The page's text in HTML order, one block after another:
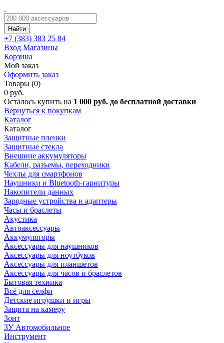
Найти
+7 (383) 383 25 84
Вход Магазины
Корзина
Мой заказ
Оформить заказ
Товары (0)
0 руб.
Осталось купить на 1 000 руб. до бесплатной доставки
Вернуться к покупкам
Каталог
Каталог
Защитные пленки
Защитные стекла
Внешние аккумуляторы
Кабели, разъемы, переходники
Чехлы для смартфонов
Наушники и Bluetooth-гарнитуры
Накопители данных
Зарядные устройства и адаптеры
Часы и браслеты
Акустика
Автоаксессуары
Аккумуляторы
Аксессуары для наушников
Аксессуары для ноутбуков
Аксессуары для планшетов
Аксессуары для часов и браслетов
Бытовая техника
Всё для селфи
Детские игрушки и игры
Защита на камеру
Зонт
ЗУ Автомобильное
Инструмент